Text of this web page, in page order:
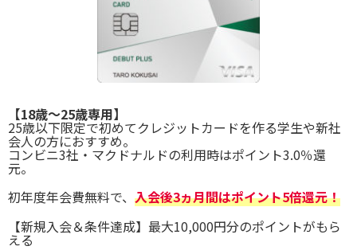
【18歳～25歳専用】
25歳以下限定で初めてクレジットカードを作る学生や新社
会人の方におすすめ。
コンビニ3社・マクドナルドの利用時はポイント3.0％還
元。
初年度年会費無料で、 入会後3ヵ月間はポイント5倍還元！
【新規入会＆条件達成】最大10,000円分のポイントがもら
える